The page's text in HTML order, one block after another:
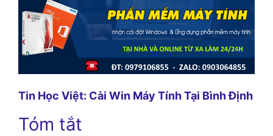
Tin Học Việt: Cài Win Máy Tính Tại Bình Định
Tóm tắt